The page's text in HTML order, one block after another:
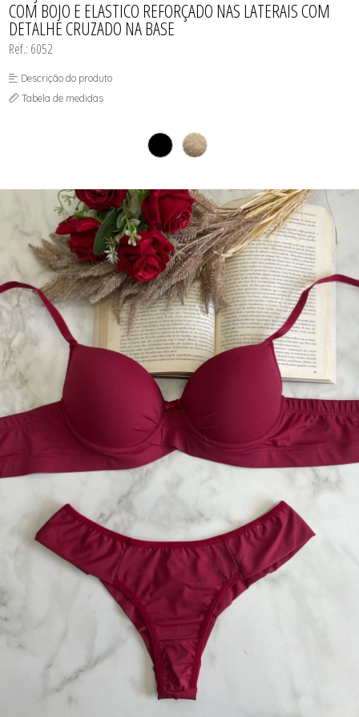
COM BOJO E ELASTICO REFORÇADO NAS LATERAIS COM
DETALHE CRUZADO NA BASE
Ref.: 6052
Descrição do produto
Tabela de medidas